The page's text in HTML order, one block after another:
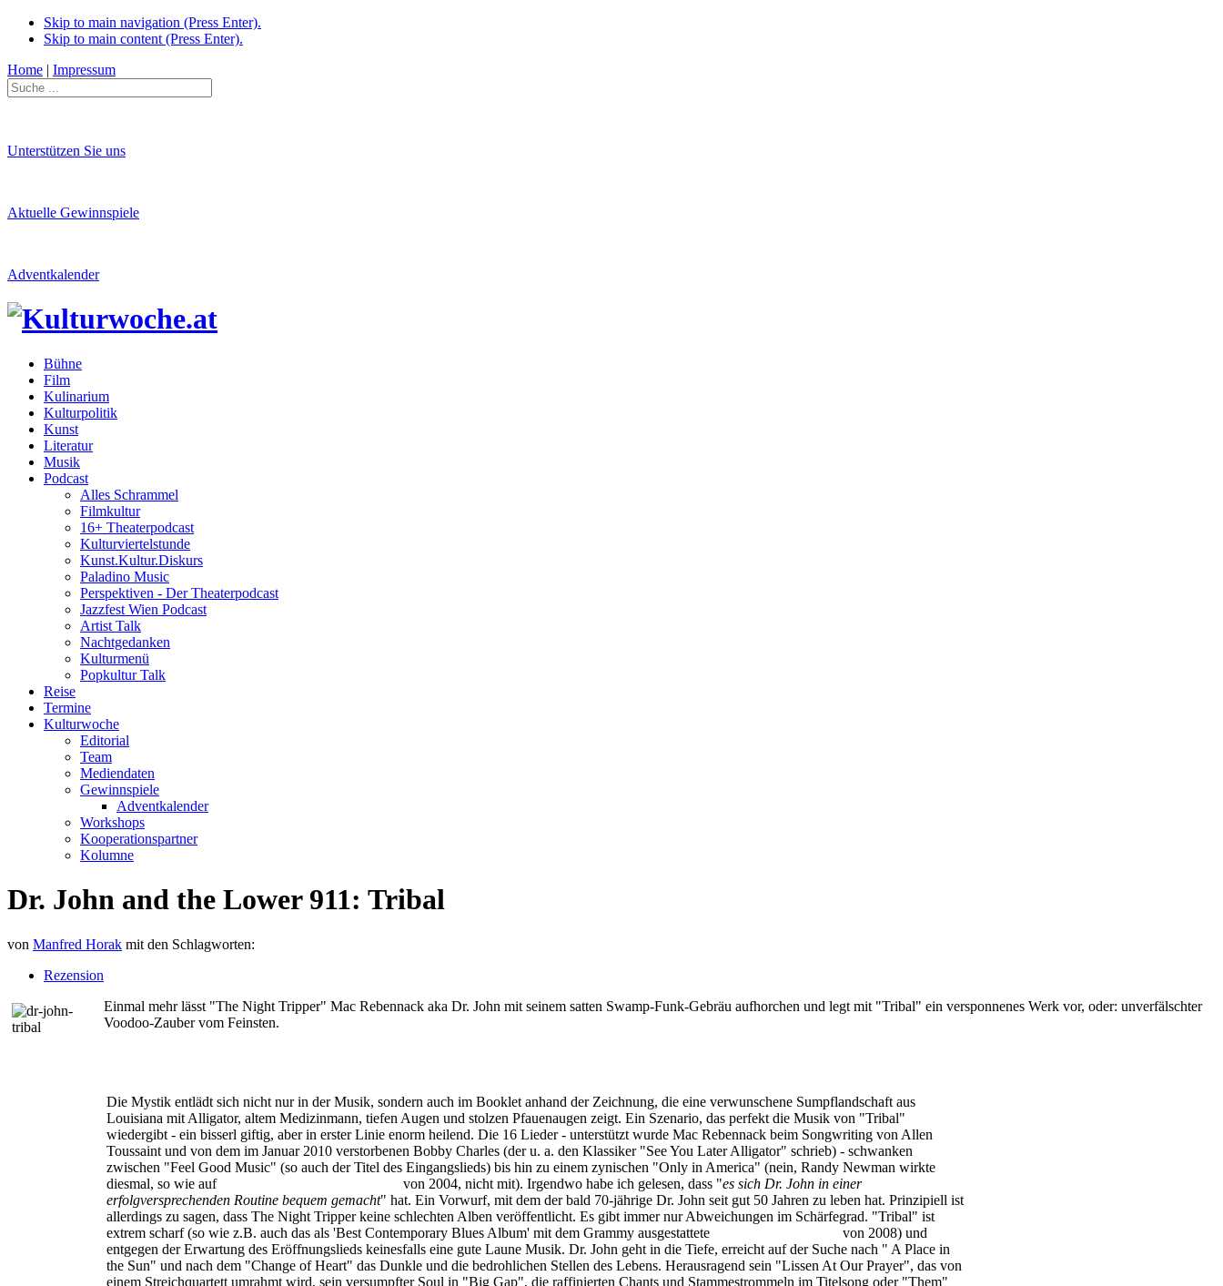
Skip to main navigation (Press Enter).
Skip to main content (Press Enter).
Home | Impressum
Unterstützen Sie uns
Aktuelle Gewinnspiele
Adventkalender
Bühne
Film
Kulinarium
Kulturpolitik
Kunst
Literatur
Musik
Podcast
Alles Schrammel
Filmkultur
16+ Theaterpodcast
Kulturviertelstunde
Kunst.Kultur.Diskurs
Paladino Music
Perspektiven - Der Theaterpodcast
Jazzfest Wien Podcast
Artist Talk
Nachtgedanken
Kulturmenü
Popkultur Talk
Reise
Termine
Kulturwoche
Editorial
Team
Mediendaten
Gewinnspiele
Adventkalender
Workshops
Kooperationspartner
Kolumne
Dr. John and the Lower 911: Tribal
von Manfred Horak mit den Schlagworten:
Rezension
Einmal mehr lässt "The Night Tripper" Mac Rebennack aka Dr. John mit seinem satten Swamp-Funk-Gebräu aufhorchen und legt mit "Tribal" ein versponnenes Werk vor, oder: unverfälschter
Voodoo-Zauber vom Feinsten.
Die Mystik entlädt sich nicht nur in der Musik, sondern auch im Booklet anhand der Zeichnung, die eine verwunschene Sumpflandschaft aus
Louisiana mit Alligator, altem Medizinmann, tiefen Augen und stolzen Pfauenaugen zeigt. Ein Szenario, das perfekt die Musik von "Tribal"
wiedergibt - ein bisserl giftig, aber in erster Linie enorm heilend. Die 16 Lieder - unterstützt wurde Mac Rebennack beim Songwriting von Allen
Toussaint und von dem im Januar 2010 verstorbenen Bobby Charles (der u. a. den Klassiker "See You Later Alligator" schrieb) - schwanken
zwischen "Feel Good Music" (so auch der Titel des Eingangslieds) bis hin zu einem zynischen "Only in America" (nein, Randy Newman wirkte
diesmal, so wie auf
von 2004, nicht mit). Irgendwo habe ich gelesen, dass "es sich Dr. John in einer
erfolgversprechenden Routine bequem gemacht" hat. Ein Vorwurf, mit dem der bald 70-jährige Dr. John seit gut 50 Jahren zu leben hat. Prinzipiell ist
allerdings zu sagen, dass The Night Tripper keine schlechten Alben veröffentlicht. Es gibt immer nur Abweichungen im Schärfegrad. "Tribal" ist
extrem scharf (so wie z.B. auch das als 'Best Contemporary Blues Album' mit dem Grammy ausgestattete
von 2008) und
entgegen der Erwartung des Eröffnungslieds keinesfalls eine gute Laune Musik. Dr. John geht in die Tiefe, erreicht auf der Suche nach " A Place in
the Sun" und nach dem "Change of Heart" das Dunkle und die bedrohlichen Stellen des Lebens. Herausragend sein "Lissen At Our Prayer", das von
einem Streichquartett umrahmt wird, sein versumpfter Soul in "Big Gap", die raffinierten Chants und Stammestrommeln im Titelsong oder "Them"